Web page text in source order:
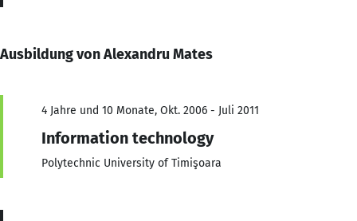
Ausbildung von Alexandru Mates
4 Jahre und 10 Monate, Okt. 2006 - Juli 2011
Information technology
Polytechnic University of Timişoara